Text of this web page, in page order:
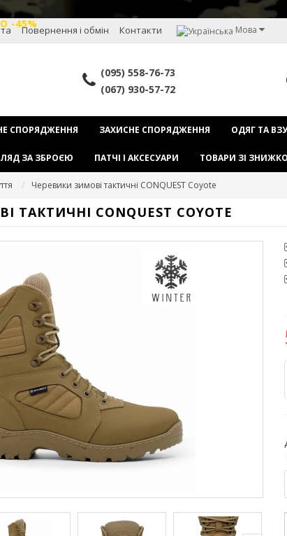
-45%Повернення і обмін Контакти Мова
(095) 558-76-73
(067) 930-57-72
СПОРЯДЖЕННЯ ЗАХИСНЕ СПОРЯДЖЕННЯ ОДЯГ ТА
ЗА ЗБРОЄЮ ПАТЧІ І АКСЕСУАРИ ТОВАРИ ЗІ
Черевики зимові тактичні CONQUEST Coyote
CONQUEST COYOTE